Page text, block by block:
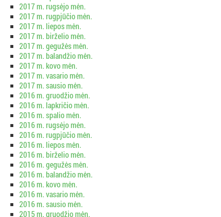
2017 m. rugsėjo mėn.
2017 m. rugpjūčio mėn.
2017 m. liepos mėn.
2017 m. birželio mėn.
2017 m. gegužės mėn.
2017 m. balandžio mėn.
2017 m. kovo mėn.
2017 m. vasario mėn.
2017 m. sausio mėn.
2016 m. gruodžio mėn.
2016 m. lapkričio mėn.
2016 m. spalio mėn.
2016 m. rugsėjo mėn.
2016 m. rugpjūčio mėn.
2016 m. liepos mėn.
2016 m. birželio mėn.
2016 m. gegužės mėn.
2016 m. balandžio mėn.
2016 m. kovo mėn.
2016 m. vasario mėn.
2016 m. sausio mėn.
2015 m. gruodžio mėn.